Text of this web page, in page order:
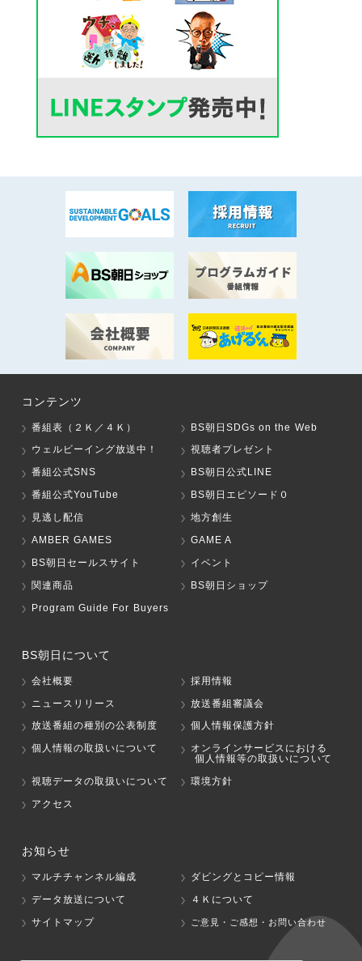
コンテンツ
番組表（２Ｋ／４Ｋ）
BS朝日SDGs on the Web
ウェルビーイング放送中！
視聴者プレゼント
番組公式SNS
BS朝日公式LINE
番組公式YouTube
BS朝日エピソード０
見逃し配信
地方創生
AMBER GAMES
GAME A
BS朝日セールスサイト
イベント
関連商品
BS朝日ショップ
Program Guide For Buyers
BS朝日について
会社概要
採用情報
ニュースリリース
放送番組審議会
放送番組の種別の公表制度
個人情報保護方針
個人情報の取扱いについて
オンラインサービスにおける
個人情報等の取扱いについて
視聴データの取扱いについて
環境方針
アクセス
お知らせ
マルチチャンネル編成
ダビングとコピー情報
データ放送について
４Ｋについて
サイトマップ
ご意見・ご感想・お問い合わせ